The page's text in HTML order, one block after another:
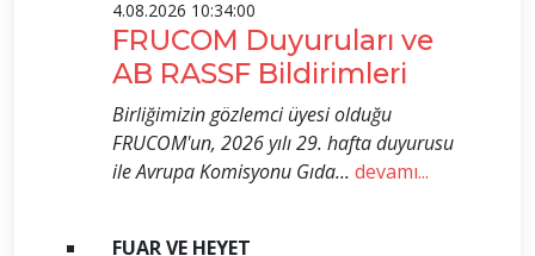
4.08.2026 10:34:00
FRUCOM Duyuruları ve
AB RASSF Bildirimleri
Birliğimizin gözlemci üyesi olduğu
FRUCOM'un, 2026 yılı 29. hafta duyurusu
ile Avrupa Komisyonu Gıda... devamı...
FUAR VE HEYET